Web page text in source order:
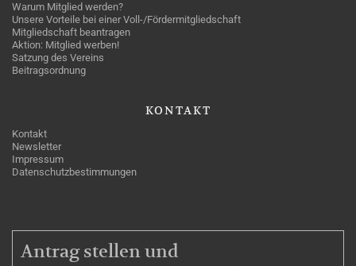
Warum Mitglied werden?
Unsere Vorteile bei einer Voll-/Fördermitgliedschaft
Mitgliedschaft beantragen
Aktion: Mitglied werben!
Satzung des Vereins
Beitragsordnung
KONTAKT
Kontakt
Newsletter
Impressum
Datenschutzbestimmungen
MITGLIEDSCHAFT
Antrag stellen und